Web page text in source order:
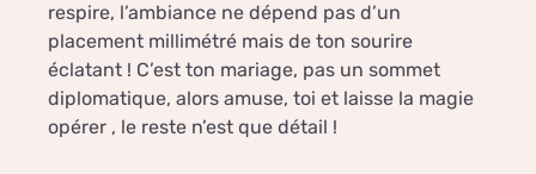
respire, l’ambiance ne dépend pas d’un
placement millimétré mais de ton sourire
éclatant ! C’est ton mariage, pas un sommet
diplomatique, alors amuse, toi et laisse la magie
opérer , le reste n’est que détail !